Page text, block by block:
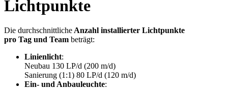
Lichtpunkte
Die durchschnittliche Anzahl installierter Lichtpunkte
pro Tag und Team beträgt:
Linienlicht:
Neubau 130 LP/d (200 m/d)
Sanierung (1:1) 80 LP/d (120 m/d)
Ein- und Anbauleuchte: